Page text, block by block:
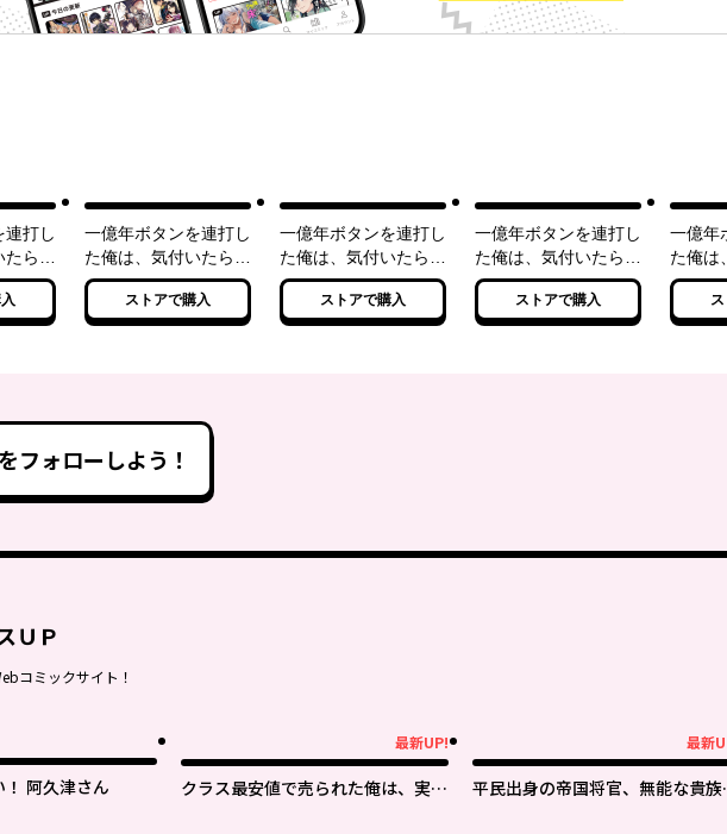
連打し
たら最
1 ～
双～
一億年ボタンを連打し
た俺は、気付いたら最
強になっていた2 〜
落第剣士の学院無双〜
ストアで購入
一億年ボタンを連打し
た俺は、気付いたら最
強になっていた3 〜
落第剣士の学院無双〜
ストアで購入
一億年ボタンを連打し
た俺は、気付いたら最
強になっていた4 ～
落第剣士の学院無双～
ストアで購入
一億年
た俺は
強に
落第
フォローしよう！
ＵＰ
コミックサイト！
阿久津さん
最新UP!
クラス最安値で売られた俺は、実は
最新
平民出身の帝国将官、無能な貴族